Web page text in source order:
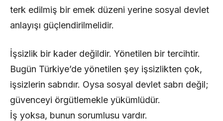
terk edilmiş bir emek düzeni yerine sosyal devlet
anlayışı güçlendirilmelidir.
İşsizlik bir kader değildir. Yönetilen bir tercihtir.
Bugün Türkiye’de yönetilen şey işsizlikten çok,
işsizlerin sabrıdır. Oysa sosyal devlet sabrı değil;
güvenceyi örgütlemekle yükümlüdür.
İş yoksa, bunun sorumlusu vardır.